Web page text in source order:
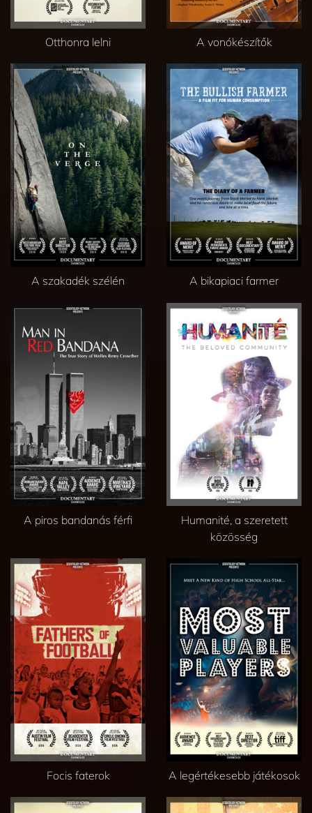
Otthonra lelni A vonókészítők
A szakadék szélén A bikapiaci farmer
A piros bandanás férfi
Humanité, a szeretett
közösség
Focis faterok A legértékesebb játékosok